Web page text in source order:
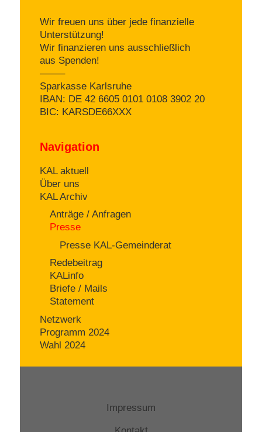
Wir freuen uns über jede finanzielle
Unterstützung!
Wir finanzieren uns ausschließlich
aus Spenden!
——–
Sparkasse Karlsruhe
IBAN: DE 42 6605 0101 0108 3902 20
BIC: KARSDE66XXX
Navigation
KAL aktuell
Über uns
KAL Archiv
Anträge / Anfragen
Presse
Presse KAL-Gemeinderat
Redebeitrag
KALinfo
Briefe / Mails
Statement
Netzwerk
Programm 2024
Wahl 2024
Impressum